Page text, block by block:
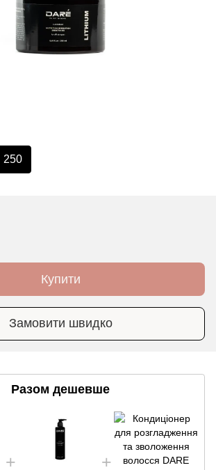
250
Купити
Замовити швидко
Разом дешевше